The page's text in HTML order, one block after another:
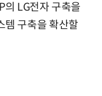
의 LG전자 구축을
템 구축을 확산할